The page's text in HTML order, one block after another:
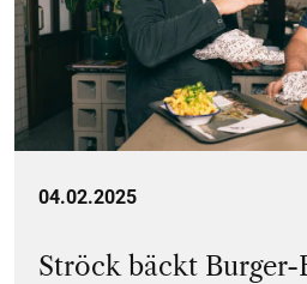
04.02.2025
Ströck bäckt Burger-